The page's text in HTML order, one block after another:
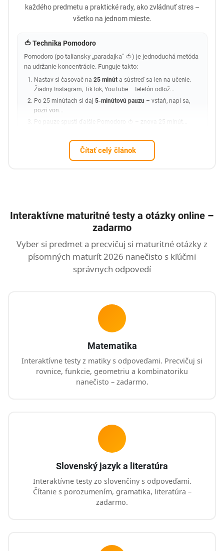
každého predmetu a praktické rady, ako zvládnuť stres –
všetko na jednom mieste.
🍅 Technika Pomodoro
Pomodoro (po taliansky „paradajka" 🍅) je jednoduchá metóda
na udržanie koncentrácie. Funguje takto:
Nastav si časovač na25 minút a sústreď sa len na učenie.
Žiadny Instagram, TikTok, YouTube – telefón odlož...
Po 25 minútach si daj5-minútovú pauzu – vstaň, napi sa,
pozri von...
Po pauze spusti ďalšie Pomodoro 🍅 – znova 25 minút...
Čítať celý článok
Interaktívne maturitné testy a otázky online –
zadarmo
Vyber si predmet a precvičuj si maturitné otázky z
písomných maturít 2026 nanečisto s kľúčmi
správnych odpovedí
Matematika
Interaktívne testy z matiky s odpoveďami. Precvičuj si
rovnice, funkcie, geometriu a kombinatoriku
nanečisto – zadarmo.
Slovenský jazyk a literatúra
Interaktívne testy zo slovenčiny s odpoveďami.
Čítanie s porozumením, gramatika, literatúra –
zadarmo.